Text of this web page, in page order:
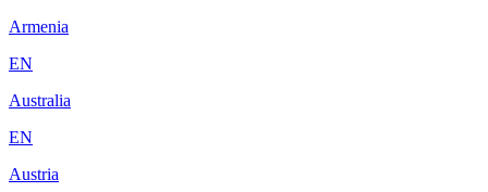
Armenia
EN
Australia
EN
Austria